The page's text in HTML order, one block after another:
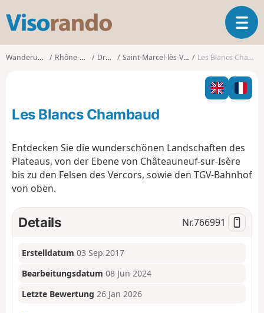
s
o
T
o
l
n
g
t
n
Wanderungen Rhône-Alpes Drôme Saint-Marcel-lès-Valence Les Blancs Chambaud
Les Blancs Chambaud
Entdecken Sie die wunderschönen Landschaften des
Plateaus, von der Ebene von Châteauneuf-sur-Isère
bis zu den Felsen des Vercors, sowie den TGV-Bahnhof
von oben.
Details Nr.766991
Erstelldatum 03 Sep 2017
Bearbeitungsdatum 08 Jun 2024
Letzte Bewertung 26 Jan 2026